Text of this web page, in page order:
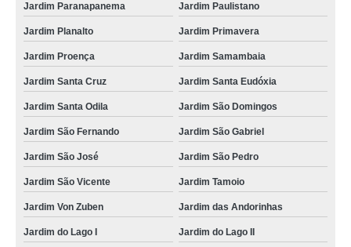
Jardim Paranapanema Jardim Paulistano
Jardim Planalto Jardim Primavera
Jardim Proença Jardim Samambaia
Jardim Santa Cruz Jardim Santa Eudóxia
Jardim Santa Odila Jardim São Domingos
Jardim São Fernando Jardim São Gabriel
Jardim São José Jardim São Pedro
Jardim São Vicente Jardim Tamoio
Jardim Von Zuben Jardim das Andorinhas
Jardim do Lago I Jardim do Lago II